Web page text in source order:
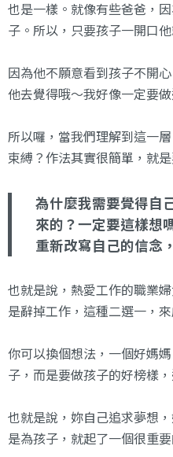
也是一樣。就像有些爸爸，
子。所以，只要孩子一開口
因為他不願意看到孩子不開
他去覺得哦～我好像一定要
所以囉，當我們理解到這一
束縛？作法其實很簡單，就是
為什麼我需要覺得自
來的？一定要這樣想
重新改寫自己的信念
也就是說，熱愛工作的職業
是辭掉工作，這種二選一，
你可以換個想法，一個好媽
子，而是要做孩子的好榜樣
也就是說，妳自己追求夢想
是為孩子，就起了一個很重